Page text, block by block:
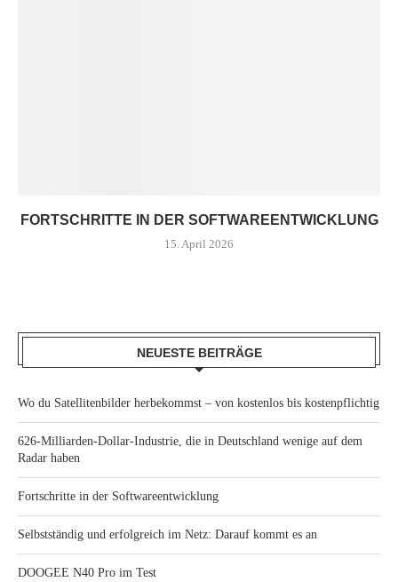
FORTSCHRITTE IN DER SOFTWAREENTWICKLUNG
15. April 2026
NEUESTE BEITRÄGE
Wo du Satellitenbilder herbekommst – von kostenlos bis kostenpflichtig
626-Milliarden-Dollar-Industrie, die in Deutschland wenige auf dem
Radar haben
Fortschritte in der Softwareentwicklung
Selbstständig und erfolgreich im Netz: Darauf kommt es an
DOOGEE N40 Pro im Test